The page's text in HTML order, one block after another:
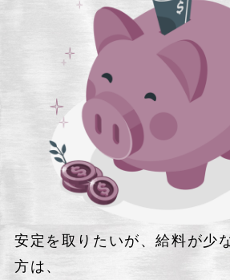
安定を取りたいが、給料が少
方は、